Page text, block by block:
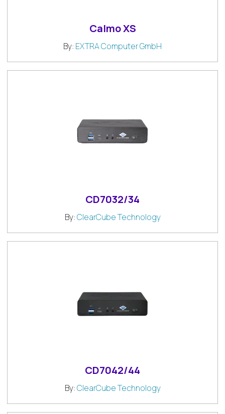
Calmo XS
By: EXTRA Computer GmbH
CD7032/34
By:ClearCube Technology
CD7042/44
By:ClearCube Technology